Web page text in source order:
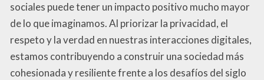
sociales puede tener un impacto positivo mucho mayor
de lo que imaginamos. Al priorizar la privacidad, el
respeto y la verdad en nuestras interacciones digitales,
estamos contribuyendo a construir una sociedad más
cohesionada y resiliente frente a los desafíos del siglo